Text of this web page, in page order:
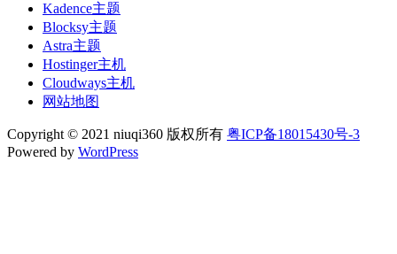
Kadence主题
Blocksy主题
Astra主题
Hostinger主机
Cloudways主机
网站地图
Copyright © 2021 niuqi360 版权所有 粤ICP备18015430号-3
Powered by WordPress